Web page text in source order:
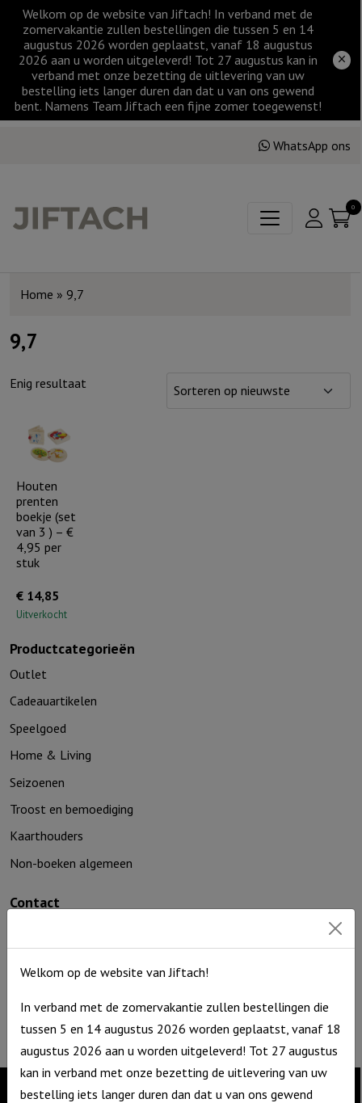
Welkom op de website van Jiftach! In verband met de
zomervakantie zullen bestellingen die tussen 5 en 14
augustus 2026 worden geplaatst, vanaf 18 augustus
2026 aan u worden uitgeleverd! Tot 27 augustus kan in
verband met onze bezetting de uitlevering van uw
bestelling iets langer duren dan dat u van ons gewend
bent. Namens Team Jiftach een fijne zomer toegewenst!
WhatsApp ons
0
Home » 9,7
9,7
Productcategorieën
Outlet
Cadeauartikelen
Speelgoed
Home & Living
Seizoenen
Troost en bemoediging
Kaarthouders
Non-boeken algemeen
Contact
3861 NA Nijkerk
T: 06 – 4188 1025
KVK nr: 60086041
BTW nr: NL8537.59.820.B01
Enig resultaat
Houten
prenten
boekje (set
van 3 ) – €
4,95 per
stuk
€ 14,85
Uitverkocht
Welkom op de website van Jiftach!
In verband met de zomervakantie zullen bestellingen die
tussen 5 en 14 augustus 2026 worden geplaatst, vanaf 18
augustus 2026 aan u worden uitgeleverd! Tot 27 augustus
kan in verband met onze bezetting de uitlevering van uw
bestelling iets langer duren dan dat u van ons gewend